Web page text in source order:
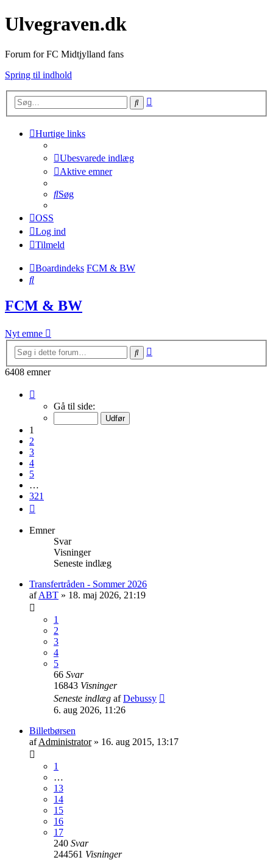
Ulvegraven.dk
Forum for FC Midtjylland fans
Spring til indhold
Søg
Hurtige links
Ubesvarede indlæg
Aktive emner
Søg
OSS
Log ind
Tilmeld
Boardindeks FCM & BW
Søg
FCM & BW
Nyt emne
Søg
6408 emner
Gå til side:
1
2
3
4
5
…
321
Emner
Svar
Visninger
Seneste indlæg
Transfertråden - Sommer 2026
afABT » 18. maj 2026, 21:19
1
2
3
4
5
66 Svar
16843 Visninger
Seneste indlæg afDebussy
6. aug 2026, 11:26
Billetbørsen
afAdministrator» 16. aug 2015, 13:17
1
…
13
14
15
16
17
240 Svar
244561 Visninger